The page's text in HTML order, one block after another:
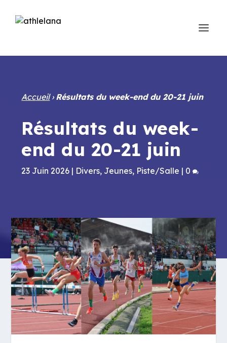
Accueil› Résultats du week-end du 20-21 juin
Résultats du week-
end du 20-21 juin
23 Juin 2026 | Divers, Jeunes, Piste/Salle | 0